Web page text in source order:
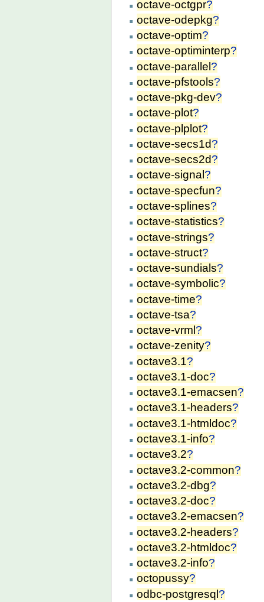
octave-octgpr?
octave-odepkg?
octave-optim?
octave-optiminterp?
octave-parallel?
octave-pfstools?
octave-pkg-dev?
octave-plot?
octave-plplot?
octave-secs1d?
octave-secs2d?
octave-signal ?
octave-specfun?
octave-splines?
octave-statistics?
octave-strings?
octave-struct?
octave-sundials?
octave-symbolic?
octave-time?
octave-tsa?
octave-vrml ?
octave-zenity?
octave3.1?
octave3.1-doc?
octave3.1-emacsen?
octave3.1-headers?
octave3.1-htmldoc?
octave3.1-info?
octave3.2?
octave3.2-common?
octave3.2-dbg?
octave3.2-doc?
octave3.2-emacsen?
octave3.2-headers?
octave3.2-htmldoc?
octave3.2-info?
octopussy?
odbc-postgresql?